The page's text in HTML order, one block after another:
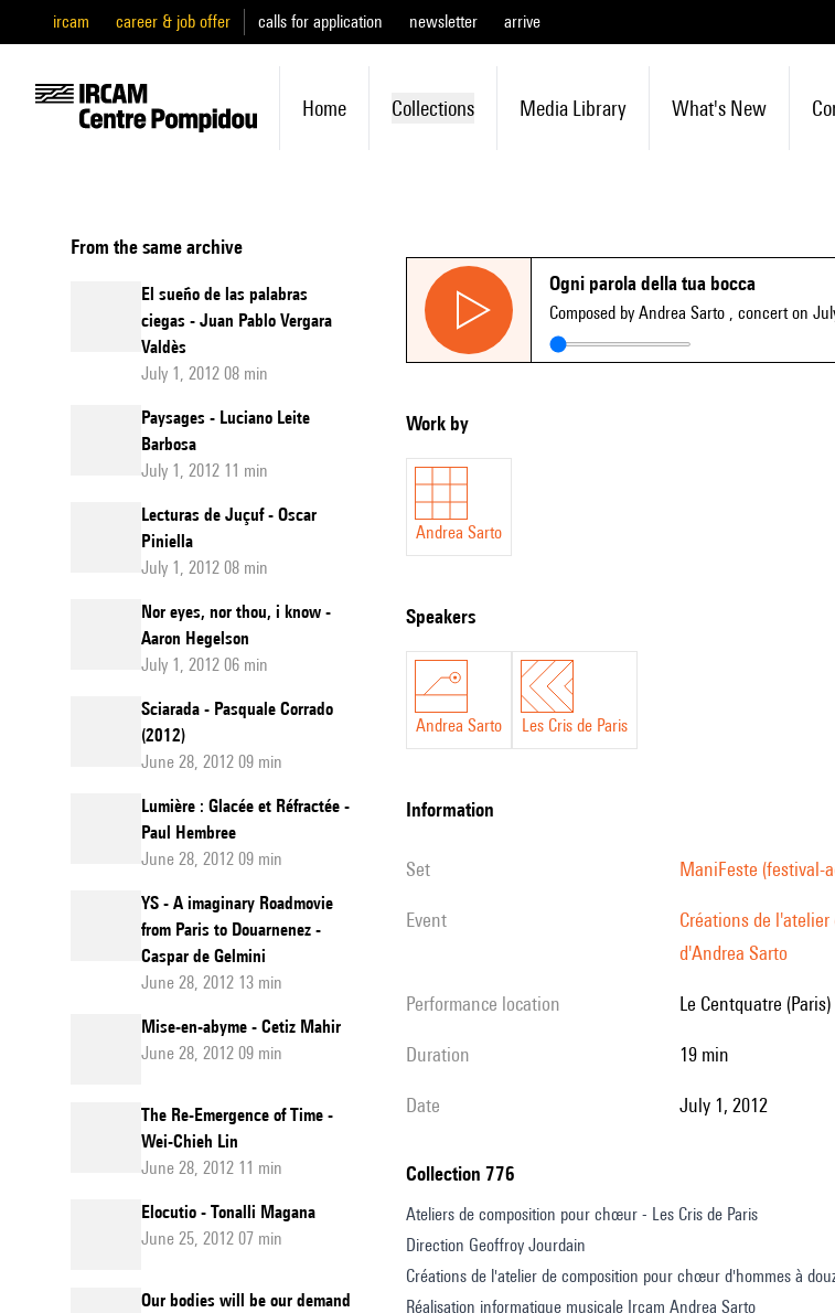
ircam career & job offer calls for application newsletter arrive
Home Collections Media Library What's New
From the same archive
El sueño de las palabras
ciegas - Juan Pablo Vergara
Valdès
July 1, 2012 08 min
Paysages - Luciano Leite
Barbosa
July 1, 2012 11 min
Lecturas de Juçuf - Oscar
Piniella
July 1, 2012 08 min
Nor eyes, nor thou, i know -
Aaron Hegelson
July 1, 2012 06 min
Sciarada - Pasquale Corrado
(2012)
June 28, 2012 09 min
Lumière : Glacée et Réfractée -
Paul Hembree
June 28, 2012 09 min
YS - A imaginary Roadmovie
from Paris to Douarnenez -
Caspar de Gelmini
June 28, 2012 13 min
Mise-en-abyme - Cetiz Mahir
June 28, 2012 09 min
The Re-Emergence of Time -
Wei-Chieh Lin
June 28, 2012 11 min
Elocutio - Tonalli Magana
June 25, 2012 07 min
Our bodies will be our demand
Ogni parola della tua bocca
Composed by Andrea Sarto , concert on
Work by
Andrea Sarto
speakers
Andrea Sarto Les Cris de Paris
information
set ManiFeste (festival-
event
Créations de
d'Andrea Sarto
performance location Le Centquatre (Paris)
duration 19 min
date July 1, 2012
Collection 776
Ateliers de composition pour chœur - Les Cris de Paris
Direction Geoffroy Jourdain
Créations de l'atelier de composition pour chœur d'hommes à
Réalisation informatique musicale Ircam Andrea Sarto